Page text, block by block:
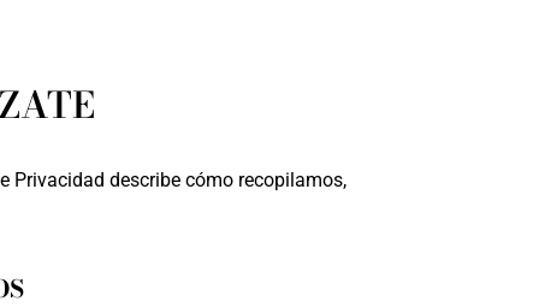
Privacidad describe cómo recopilamos,